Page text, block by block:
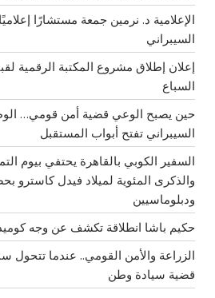
الإعلامية د. نرمين جمعة مستشارًا
السيبراني
إعلان إطلاق مشروع المكتبة الرقمية
السباع
حين يصبح الوعي قضية أمن قومي…
السيبراني تفتح أبواب المستقبل
السفير الكوبي بالقاهرة يحتفي بيوم
والذكرى المئوية لميلاد فيدل كاسترو
ودبلوماسيين
حكيم باشا انطلاقة تكشف عن وجه
الزراعة والأمن القومي.. عندما تتحول
قضية سيادة وطن